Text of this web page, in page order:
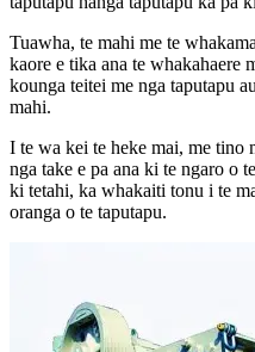
Tuawha, te mahi me te
kaore e tika ana te whakahaere
kounga teitei me nga taputapu
mahi.
I te wa kei te heke mai, me tino
nga take e pa ana ki te ngaro o
ki tetahi, ka whakaiti tonu i te
oranga o te taputapu.